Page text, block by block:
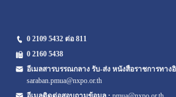
0 2109 5432 ต่อ 811
0 21605438
อีเมลสารบรรณกลาง รับ-ส่ง หนังสือราชการทาง
saraban.pmua@nxpo.or.th